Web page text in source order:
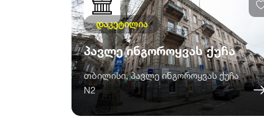
დაკეტილია
პავლე ინგოროყვას ქუჩა
თბილისი, პავლე ინგოროყვას ქუჩა
N2